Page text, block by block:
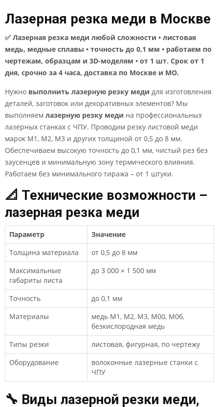
Лазерная резка меди в Москве
✅ Лазерная резка меди любой сложности • листовая
медь, медные сплавы • точность до 0,1 мм • работаем по
чертежам, образцам и 3D-моделям • от 1 шт. Срок от 1
дня, срочно за 4 часа, доставка по Москве и МО.
Нужно выполнить лазерную резку меди для изготовления
деталей, заготовок или декоративных элементов? Мы
выполняем лазерную резку меди на профессиональных
лазерных станках с ЧПУ. Проводим резку листовой меди
марок М1, М2, М3 и других толщиной от 0,5 до 8 мм.
Обеспечиваем высокую точность до 0,1 мм, чистый рез без
заусенцев и минимальную зону термического влияния.
Работаем без минимального тиража – от 1 штуки.
📐 Технические возможности –
лазерная резка меди
Параметр
Значение
Толщина материала
от 0,5 до 8 мм
Максимальные
габариты листа
до 3 000 × 1 500 мм
Точность
до 0,1 мм
Материалы
медь М1, М2, М3, М00, М0б,
безкислородная медь
Типы резки
листовая, фигурная, по чертежу
Оборудование
волоконные лазерные станки с
ЧПУ
🔧 Виды лазерной резки меди,